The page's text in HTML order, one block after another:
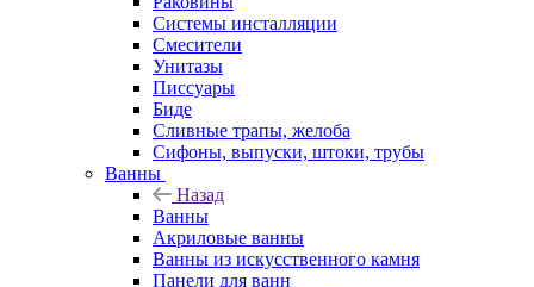
Системы инсталляции
Смесители
Унитазы
Писсуары
Биде
Сливные трапы, желоба
Сифоны, выпуски, штоки, трубы
Ванны
Назад
Ванны
Акриловые ванны
Ванны из искусственного камня
Панели для ванн